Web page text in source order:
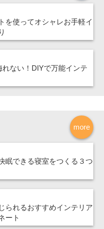
を使ってオシャレお手軽イ
れない！DIYで万能インテ
more
眠できる寝室をつくる３つ
られるおすすめインテリア
ート